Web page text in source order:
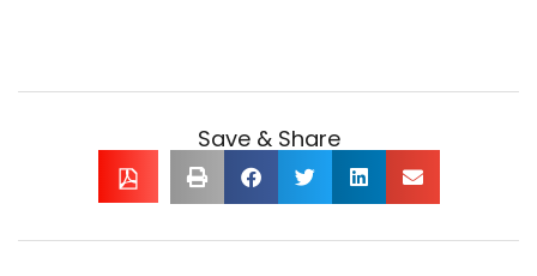
Save & Share